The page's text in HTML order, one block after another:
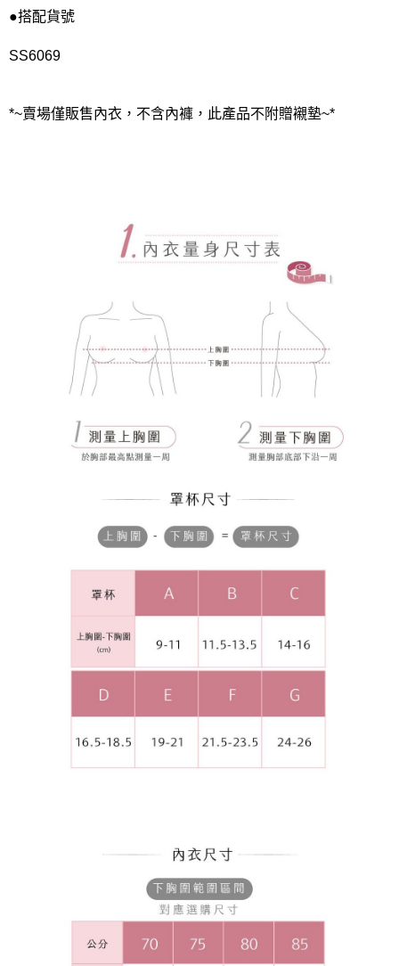
●搭配貨號
SS6069
*~賣場僅販售內衣，不含內褲，此產品不附贈襯墊~*